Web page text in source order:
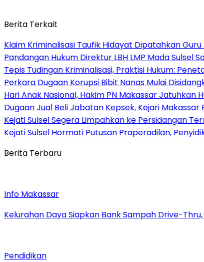
Berita Terkait
Klaim Kriminalisasi Taufik Hidayat Dipatahkan
Pandangan Hukum Direktur LBH LMP Mada Sulsel
Tepis Tudingan Kriminalisasi, Praktisi Hukum:
Perkara Dugaan Korupsi Bibit Nanas Mulai
Hari Anak Nasional, Hakim PN Makassar
Dugaan Jual Beli Jabatan Kepsek, Kejari Makassar
Kejati Sulsel Segera Limpahkan ke Persidangan
Kejati Sulsel Hormati Putusan Praperadilan,
Berita Terbaru
Info Makassar
Kelurahan Daya Siapkan Bank Sampah Drive-
Pendidikan